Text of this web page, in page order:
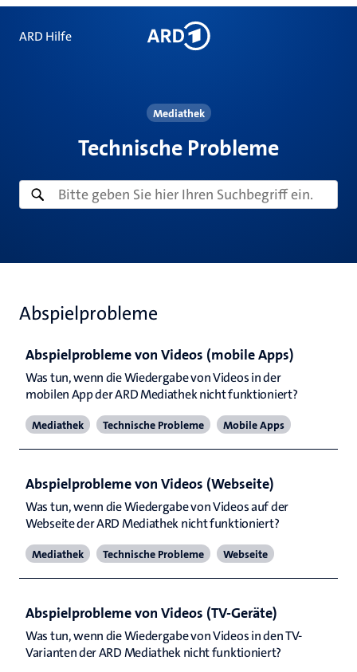
ARD Hilfe
Mediathek
Technische Probleme
Abspielprobleme
Abspielprobleme von Videos (mobile Apps)
Was tun, wenn die Wiedergabe von Videos in der
mobilen App der ARD Mediathek nicht funktioniert?
Mediathek Technische Probleme Mobile Apps
Abspielprobleme von Videos (Webseite)
Was tun, wenn die Wiedergabe von Videos auf der
Webseite der ARD Mediathek nicht funktioniert?
Mediathek Technische Probleme Webseite
Abspielprobleme von Videos (TV-Geräte)
Was tun, wenn die Wiedergabe von Videos in den TV-
Varianten der ARD Mediathek nicht funktioniert?